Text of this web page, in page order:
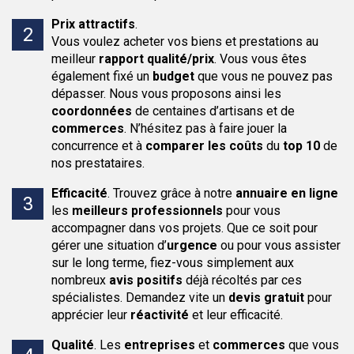
Prix attractifs.
Vous voulez acheter vos biens et prestations au
meilleur rapport qualité/prix. Vous vous êtes
également fixé un budget que vous ne pouvez pas
dépasser. Nous vous proposons ainsi les
coordonnées de centaines d’artisans et de
commerces. N’hésitez pas à faire jouer la
concurrence et à comparer les coûts du top 10 de
nos prestataires.
Efficacité. Trouvez grâce à notre annuaire en ligne
les meilleurs professionnels pour vous
accompagner dans vos projets. Que ce soit pour
gérer une situation d’urgence ou pour vous assister
sur le long terme, fiez-vous simplement aux
nombreux avis positifs déjà récoltés par ces
spécialistes. Demandez vite un devis gratuit pour
apprécier leur réactivité et leur efficacité.
Qualité. Les entreprises et commerces que vous